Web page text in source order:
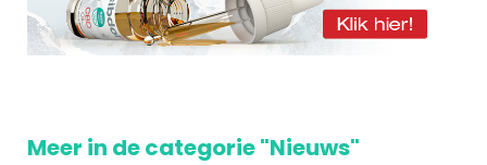
Meer in de categorie "Nieuws"